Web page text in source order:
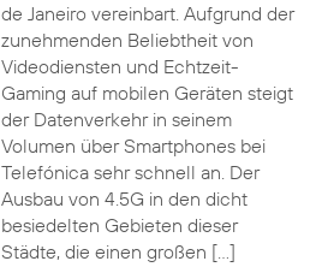
de Janeiro vereinbart. Aufgrund der
zunehmenden Beliebtheit von
Videodiensten und Echtzeit-
Gaming auf mobilen Geräten steigt
der Datenverkehr in seinem
Volumen über Smartphones bei
Telefónica sehr schnell an. Der
Ausbau von 4.5G in den dicht
besiedelten Gebieten dieser
Städte, die einen großen […]